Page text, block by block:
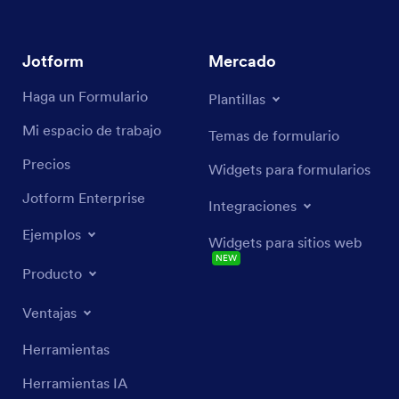
Jotform
Haga un Formulario
Mi espacio de trabajo
Precios
Jotform Enterprise
Ejemplos
Producto
Ventajas
Herramientas
Herramientas IA
Mercado
Plantillas
Temas de formulario
Widgets para formularios
Integraciones
Widgets para sitios web
NEW